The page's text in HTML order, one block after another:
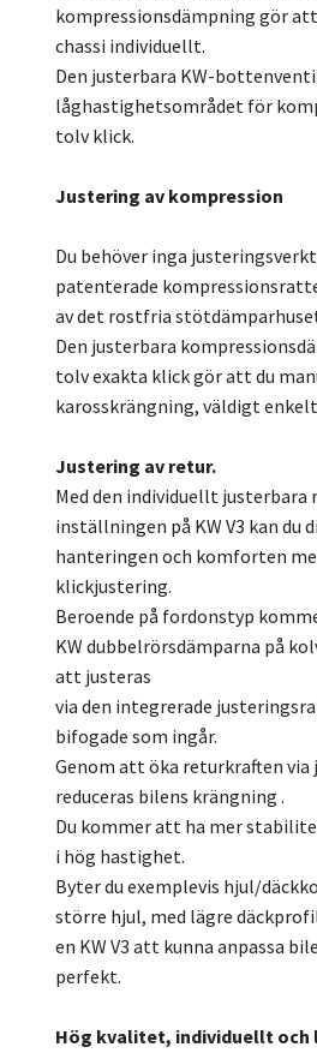
kompressionsdämpning gör
chassi individuellt.
Den justerbara KW-
låghastighetsområdet för
tolv klick.
Justering av kompression
Du behöver inga
patenterade
av det rostfria
Den justerbara
tolv exakta klick gör att du
karosskrängning, väldigt enkelt
Justering av retur.
Med den individuellt justerbara
inställningen på KW V3 kan du
hanteringen och komforten
klickjustering.
Beroende på fordonstyp
KW dubbelrörsdämparna på
att justeras
via den integrerade
bifogade som ingår.
Genom att öka returkraften
reduceras bilens krängning .
Du kommer att ha mer
i hög hastighet.
Byter du exemplevis hjul/
större hjul, med lägre
en KW V3 att kunna anpassa
perfekt.
Hög kvalitet, individuellt och